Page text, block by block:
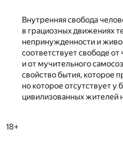
Внутренняя свобода
в грациозных движениях
непринужденности и
соответствует свободе
и от мучительного
свойство бытия, которое
но которое отсутствует у
цивилизованных жителей
18+